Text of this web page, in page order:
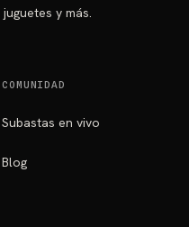
y más.
COMUNIDAD
Subastas en vivo
Blog